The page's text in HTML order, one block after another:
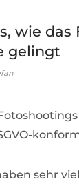
wie
gelingt
sehr